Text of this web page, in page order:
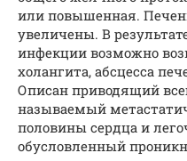
или повышенная.
увеличены. В
инфекции возможно
холангита, абсцесса
Описан приводящий
называемый
половины сердца и
обусловленный